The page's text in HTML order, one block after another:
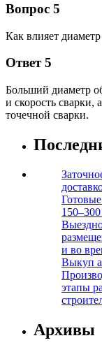
Вопрос 5
Как влияет
Ответ 5
Больший диаметр
и скорость
точечной сварки.
и во
Выкуп
этапы
Архивы